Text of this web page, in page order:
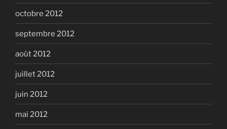
octobre 2012
septembre 2012
août 2012
juillet 2012
juin 2012
mai 2012